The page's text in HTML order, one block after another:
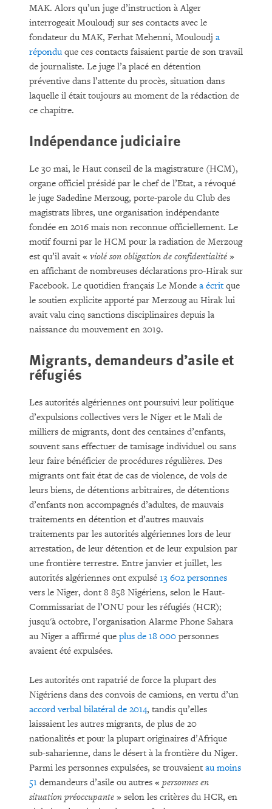
MAK. Alors qu’un juge d’instruction à Alger
interrogeait Mouloudj sur ses contacts avec le
fondateur du MAK, Ferhat Mehenni, Mouloudj a
réponduque ces contacts faisaient partie de son travail
de journaliste. Le juge l’a placé en détention
préventive dans l’attente du procès, situation dans
laquelle il était toujours au moment de la rédaction de
ce chapitre.
Indépendance judiciaire
Le 30 mai, le Haut conseil de la magistrature (HCM),
organe officiel présidé par le chef de l’Etat, a révoqué
le juge Sadedine Merzoug, porte-parole du Club des
magistrats libres, une organisation indépendante
fondée en 2016 mais non reconnue officiellement. Le
motif fourni par le HCM pour la radiation de Merzoug
est qu’il avait « violé son obligation de confidentialité»
en affichant de nombreuses déclarations pro-Hirak sur
Facebook. Le quotidien français Le Monde a écritque
le soutien explicite apporté par Merzoug au Hirak lui
avait valu cinq sanctions disciplinaires depuis la
naissance du mouvement en 2019.
Migrants, demandeurs d’asile et
réfugiés
Les autorités algériennes ont poursuivi leur politique
d’expulsions collectives vers le Niger et le Mali de
milliers de migrants, dont des centaines d’enfants,
souvent sans effectuer de tamisage individuel ou sans
leur faire bénéficier de procédures régulières. Des
migrants ont fait état de cas de violence, de vols de
leurs biens, de détentions arbitraires, de détentions
d’enfants non accompagnés d’adultes, de mauvais
traitements en détention et d’autres mauvais
traitements par les autorités algériennes lors de leur
arrestation, de leur détention et de leur expulsion par
une frontière terrestre. Entre janvier et juillet, les
autorités algériennes ont expulsé 13 602 personnes
vers le Niger, dont 8 858 Nigériens, selon le Haut-
Commissariat de l’ONU pour les réfugiés (HCR);
jusqu'à octobre, l’organisation Alarme Phone Sahara
au Niger a affirmé que plus de 18 000 personnes
avaient été expulsées.
Les autorités ont rapatrié de force la plupart des
Nigériens dans des convois de camions, en vertu d’un
accord verbal bilatéral de 2014, tandis qu’elles
laissaient les autres migrants, de plus de 20
nationalités et pour la plupart originaires d’Afrique
sub-saharienne, dans le désert à la frontière du Niger.
Parmi les personnes expulsées, se trouvaient au moins
51 demandeurs d’asile ou autres « personnes en
situation préoccupante » selon les critères du HCR, en